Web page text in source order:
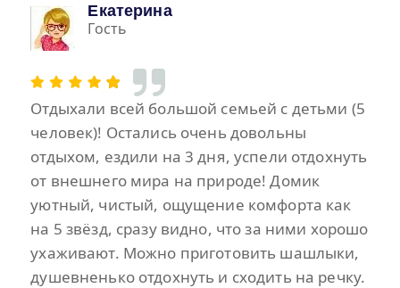
Екатерина
Гость
Отдыхали всей большой семьей с детьми (5
человек)! Остались очень довольны
отдыхом, ездили на 3 дня, успели отдохнуть
от внешнего мира на природе! Домик
уютный, чистый, ощущение комфорта как
на 5 звёзд, сразу видно, что за ними хорошо
ухаживают. Можно приготовить шашлыки,
душевненько отдохнуть и сходить на речку.